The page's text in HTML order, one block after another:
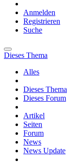
Anmelden
Registrieren
Suche
Dieses Thema
Alles
Dieses Thema
Dieses Forum
Artikel
Seiten
Forum
News
News Update